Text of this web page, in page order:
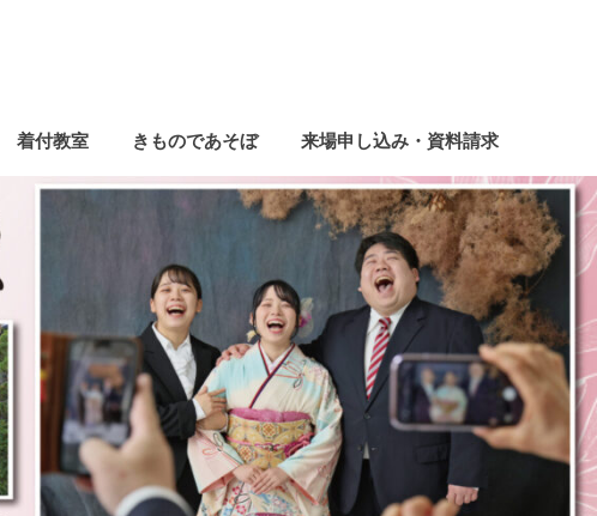
着付教室 きものであそぼ 来場申し込み・資料請求